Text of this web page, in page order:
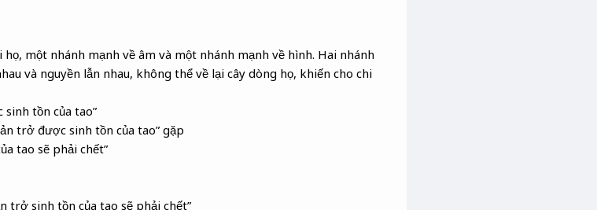
một nhánh mạnh về âm và một nhánh mạnh về hình. Hai nhánh
và nguyền lẫn nhau, không thể về lại cây dòng họ, khiến cho chi
tồn của tao”
trở được sinh tồn của tao” gặp
tao sẽ phải chết”
trở sinh tồn của tao sẽ phải chết”